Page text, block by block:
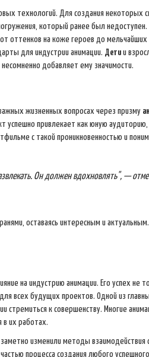
технологий. Для создания некоторых
который ранее был
оттенков на коже героев до мельчайших
для индустрии анимации. Дети и
добавляет ему значимости.
жизненных вопросах через призму
успешно привлекает как юную
с такой проникновенностью и
Он должен вдохновлять", —
оставаясь интересным и
на индустрию анимации. Его успех не
всех будущих проектов. Одной из
стремиться к совершенству. Многие
в их работах.
изменили методы взаимодействия
процесса создания любого успешного